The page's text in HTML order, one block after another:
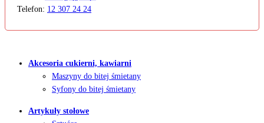
Telefon: 12 307 24 24
Akcesoria cukierni, kawiarni
Maszyny do bitej śmietany
Syfony do bitej śmietany
Artykuły stołowe